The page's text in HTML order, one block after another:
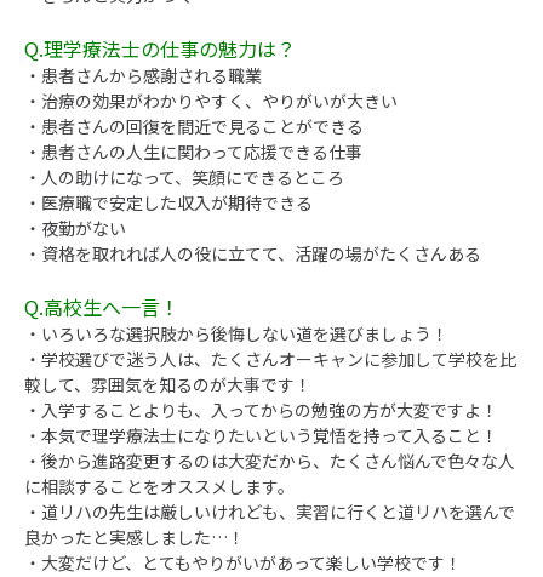
Q.理学療法士の仕事の魅力は？
・患者さんから感謝される職業
・治療の効果がわかりやすく、やりがいが大きい
・患者さんの回復を間近で見ることができる
・患者さんの人生に関わって応援できる仕事
・人の助けになって、笑顔にできるところ
・医療職で安定した収入が期待できる
・夜勤がない
・資格を取れれば人の役に立てて、活躍の場がたくさんある
Q.高校生へ一言！
・いろいろな選択肢から後悔しない道を選びましょう！
・学校選びで迷う人は、たくさんオーキャンに参加して学校を比
較して、雰囲気を知るのが大事です！
・入学することよりも、入ってからの勉強の方が大変ですよ！
・本気で理学療法士になりたいという覚悟を持って入ること！
・後から進路変更するのは大変だから、たくさん悩んで色々な人
に相談することをオススメします。
・道リハの先生は厳しいけれども、実習に行くと道リハを選んで
良かったと実感しました…！
・大変だけど、とてもやりがいがあって楽しい学校です！